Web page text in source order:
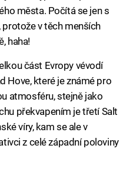
města. Počítá se jen s
v těch menších
haha!
část Evropy vévodí
Hove, které je známé pro
atmosféru, stejně jako
překvapením je třetí Salt
víry, kam se ale v
z celé západní poloviny